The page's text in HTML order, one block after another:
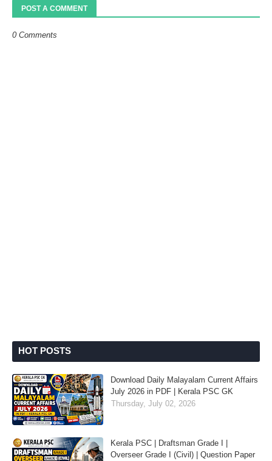
POST A COMMENT
0 Comments
HOT POSTS
Download Daily Malayalam Current Affairs
July 2026 in PDF | Kerala PSC GK
Thursday, July 02, 2026
Kerala PSC | Draftsman Grade I |
Overseer Grade I (Civil) | Question Paper